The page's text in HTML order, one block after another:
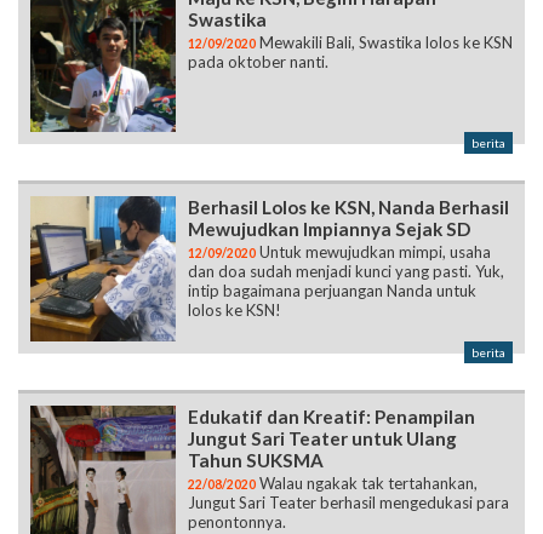
Swastika
12/09/2020 Mewakili Bali, Swastika lolos ke KSN
pada oktober nanti.
berita
Berhasil Lolos ke KSN, Nanda Berhasil
Mewujudkan Impiannya Sejak SD
12/09/2020 Untuk mewujudkan mimpi, usaha
dan doa sudah menjadi kunci yang pasti. Yuk,
intip bagaimana perjuangan Nanda untuk
lolos ke KSN!
berita
Edukatif dan Kreatif: Penampilan
Jungut Sari Teater untuk Ulang
Tahun SUKSMA
22/08/2020 Walau ngakak tak tertahankan,
Jungut Sari Teater berhasil mengedukasi para
penontonnya.